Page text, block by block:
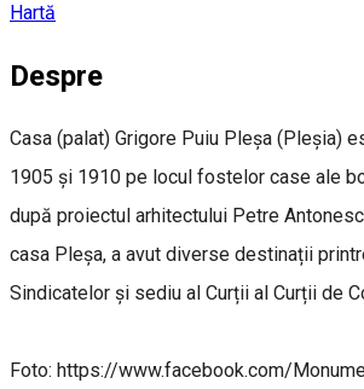
Hartă
Despre
Casa (palat) Grigore Puiu Pleșa (Pleșia)
1905 și 1910 pe locul fostelor case ale
după proiectul arhitectului Petre
casa Pleșa, a avut diverse destinații
Sindicatelor și sediu al Curții al Curții de
Foto: https://www.facebook.com/